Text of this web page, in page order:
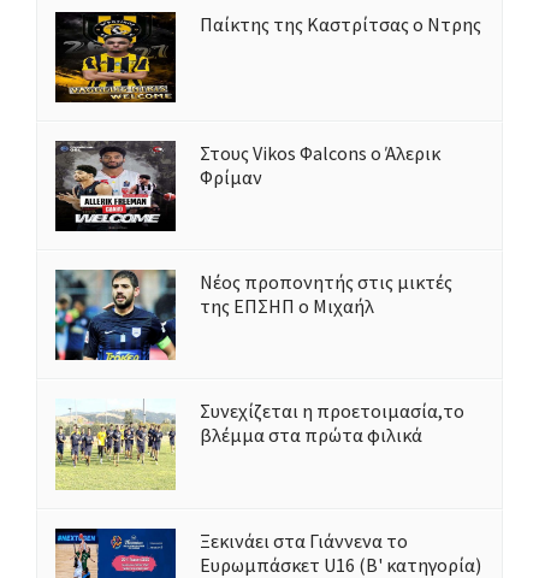
Παίκτης της Καστρίτσας ο Ντρης
Στους Vikos Φalcons ο Άλερικ
Φρίμαν
Νέος προπονητής στις μικτές
της ΕΠΣΗΠ ο Μιχαήλ
Συνεχίζεται η προετοιμασία,το
βλέμμα στα πρώτα φιλικά
Ξεκινάει στα Γιάννενα το
Ευρωμπάσκετ U16 (Β' κατηγορία)